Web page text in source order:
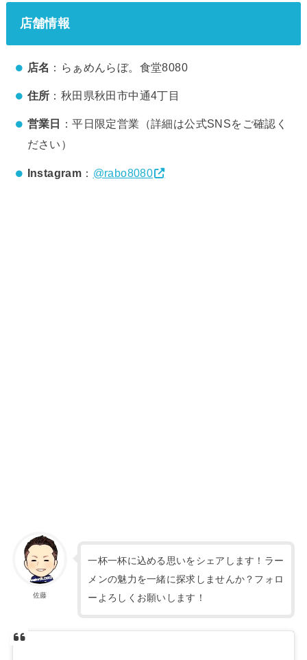
店舗情報
店名 ：らぁめんらぼ。食堂8080
住所 ：秋田県秋田市中通4丁目
営業日
：平日限定営業（詳細は公式SNSをご確認く
ださい）
Instagram ： @rabo8080
佐藤
一杯一杯に込める思いをシェアします！ラー
メンの魅力を一緒に探求しませんか？フォロ
ーよろしくお願いします！